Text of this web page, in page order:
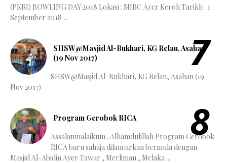
(PKRI) BOWLING DAY 2018 Lokasi : MIBC Ayer Keroh Tarikh : 1
September 2018 ...
SHSW@Masjid Al-Bukhari, KG Relau, Asahan
(19 Nov 2017)
SHSW@Masjid Al-Bukhari, KG Relau, Asahan (19
Nov 2017)
Program Gerobok RICA
Assalamualaikum ..Alhamdulillah Program Gerobok
RICA baru sahaja dilancarkan bermula dengan
Masjid Al-Abidin Ayer Tawar , Merlimau , Melaka ...